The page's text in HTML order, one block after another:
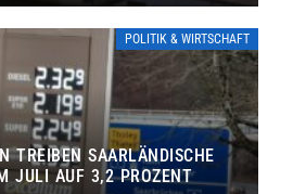
POLITIK & WIRTSCHAFT
TREIBEN SAARLÄNDISCHE
JULI AUF 3,2 PROZENT